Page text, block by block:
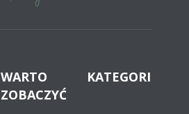
WARTO
ZOBACZYĆ
KATEGORIE